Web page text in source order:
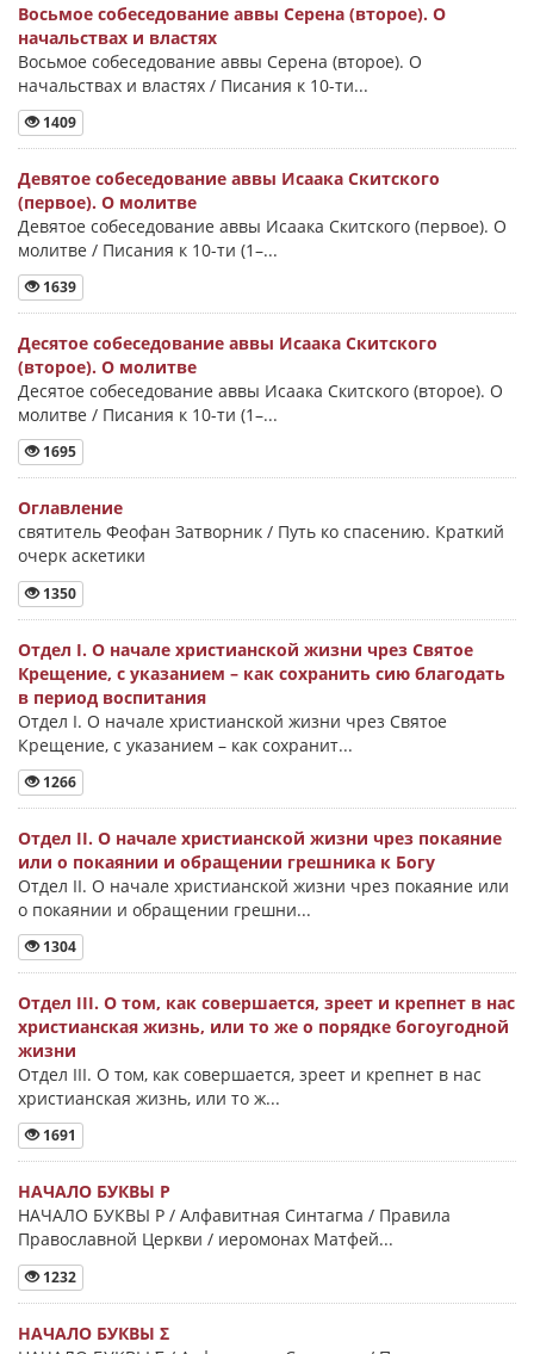
Восьмое собеседование аввы Серена (второе). О
начальствах и властях
Восьмое собеседование аввы Серена (второе). О
начальствах и властях / Писания к 10-ти...
1409
Девятое собеседование аввы Исаака Скитского
(первое). О молитве
Девятое собеседование аввы Исаака Скитского (первое). О
молитве / Писания к 10-ти (1–...
1639
Десятое собеседование аввы Исаака Скитского
(второе). О молитве
Десятое собеседование аввы Исаака Скитского (второе). О
молитве / Писания к 10-ти (1–...
1695
Оглавление
святитель Феофан Затворник / Путь ко спасению. Краткий
очерк аскетики
1350
Отдел I. О начале христианской жизни чрез Святое
Крещение, с указанием – как сохранить сию благодать
в период воспитания
Отдел I. О начале христианской жизни чрез Святое
Крещение, с указанием – как сохранит...
1266
Отдел II. О начале христианской жизни чрез покаяние
или о покаянии и обращении грешника к Богу
Отдел II. О начале христианской жизни чрез покаяние или
о покаянии и обращении грешни...
1304
Отдел III. О том, как совершается, зреет и крепнет в нас
христианская жизнь, или то же о порядке богоугодной
жизни
Отдел III. О том, как совершается, зреет и крепнет в нас
христианская жизнь, или то ж...
1691
НАЧАЛО БУКВЫ Ρ
НАЧАЛО БУКВЫ Ρ / Алфавитная Синтагма / Правила
Православной Церкви / иеромонах Матфей...
1232
НАЧАЛО БУКВЫ Σ